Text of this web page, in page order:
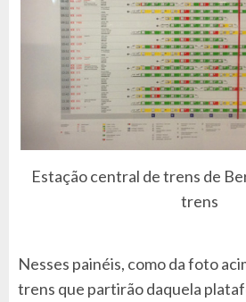
Estação central de trens de
trens
Nesses painéis, como da foto
trens que partirão daquela